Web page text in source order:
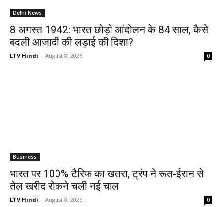
Delhi News
8 अगस्त 1942: भारत छोड़ो आंदोलन के 84 साल, कैसे
बदली आजादी की लड़ाई की दिशा?
LTV Hindi - August 8, 2026 0
Business
भारत पर 100% टैरिफ का खतरा, ट्रंप ने रूस-ईरान से
तेल खरीद रोकने चली नई चाल
LTV Hindi - August 8, 2026 0